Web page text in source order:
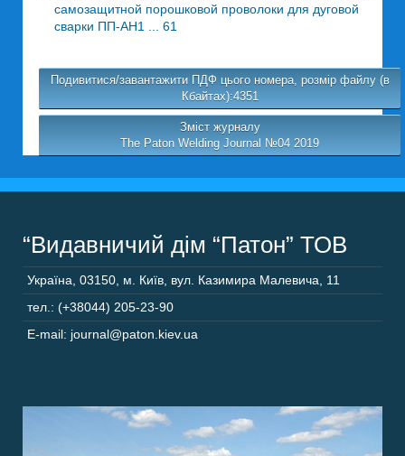
самозащитной порошковой проволоки для дуговой
сварки ПП-АН1 ... 61
Подивитися/завантажити ПДФ цього номера, розмір файлу (в
Кбайтах):4351
Зміст журналу
The Paton Welding Journal №04 2019
“Видавничий дім “Патон” ТОВ
Україна 03150 м. Київ, вул. Казимира Малевича, 11
тел.: (+38044) 205-23-90
E-mail: journal@paton.kiev.ua